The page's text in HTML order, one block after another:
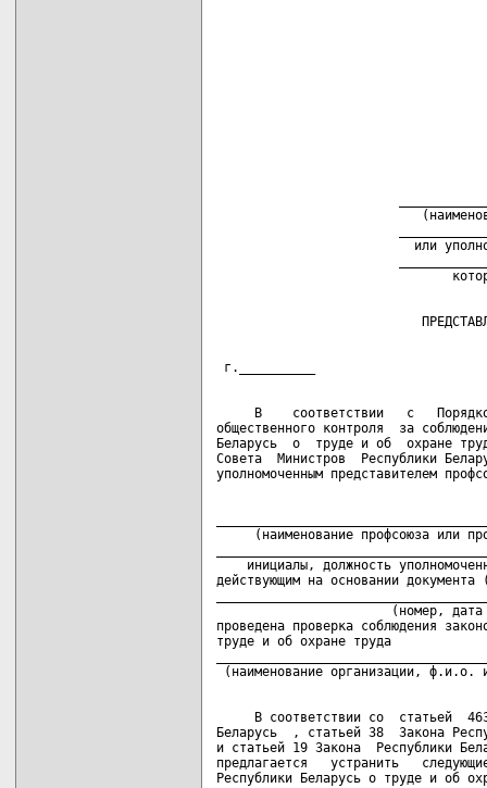
или
В    соответствии   с
общественного контроля  за
Беларусь  о  труде и об  охране
Совета  Министров  Республики
(наименование профсоюза или
инициалы, должность
действующим на основании документа
(номер, дата
проведена проверка соблюдения
труде и об охране труда
В соответствии со  статьей
Беларусь  , статьей 38  Закона
и статьей 19 Закона  Республики
предлагается   устранить
Республики Беларусь о труде и об